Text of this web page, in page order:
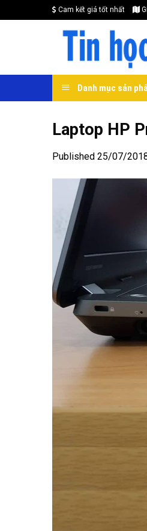
to
Cam kết giá tốt nhất
Danh mục sản
Laptop HP
Published 25/07/